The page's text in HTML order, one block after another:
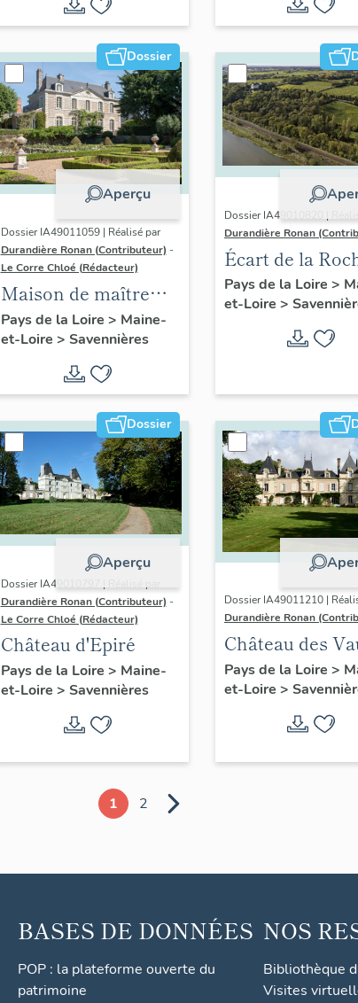
Dossier
Aperçu
Dossier IA49011059 | Réalisé par
Durandière Ronan (Contributeur) -
Le Corre Chloé (Rédacteur)
Maison de maître
dite Les Lauriers, 13
rue Beausoleil
Pays de la Loire > Maine-
et-Loire > Savennières
Dossier IA49010820 |
Durandière Ronan
Écart de la
aux-Moines
Pays de la Loire >
et-Loire >
Dossier
Aperçu
Dossier IA49010797 | Réalisé par
Durandière Ronan (Contributeur) -
Le Corre Chloé (Rédacteur)
Château d'Epiré
Pays de la Loire > Maine-
et-Loire > Savennières
Dossier IA49011210 |
Durandière Ronan
Château des
dit aussi
Closel
Pays de la Loire >
et-Loire >
1 2
BASES DE DONNÉES
POP : la plateforme ouverte du
patrimoine
NOS
Bibliothèque
Visites